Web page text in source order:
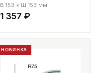
В 153 × Ш 153 мм
1 357 ₽
НОВИНКА